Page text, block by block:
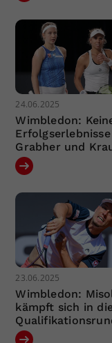
24.06.2025
Wimbledon:
Grabher und
23.06.2025
Wimbledon:
kämpft sich in